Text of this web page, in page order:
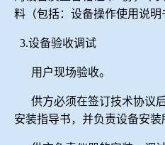
料（包括：设备操作使用说明
3.设备验收调试
用户现场验收。
供方必须在签订技术协议
安装指导书，并负责设备安装